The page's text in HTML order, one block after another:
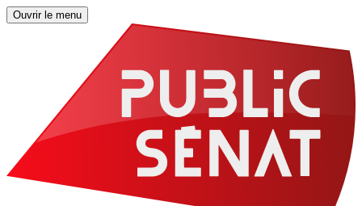
Ouvrir le menu